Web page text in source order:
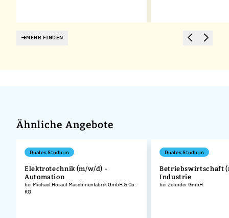
MEHR FINDEN
Ähnliche Angebote
Duales Studium
Elektrotechnik (m/w/d) -
Automation
bei Michael Hörauf Maschinenfabrik GmbH & Co.
KG
Duales Studium
Betriebswirtschaft
Industrie
bei Zehnder GmbH